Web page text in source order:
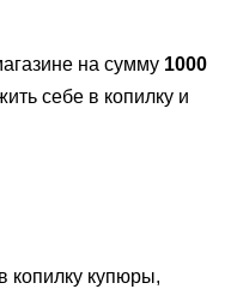
на сумму 1000
себе в копилку и
копилку купюры,